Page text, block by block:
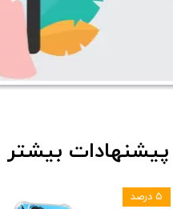
۵ درصد
پیشنهادات بیشتر